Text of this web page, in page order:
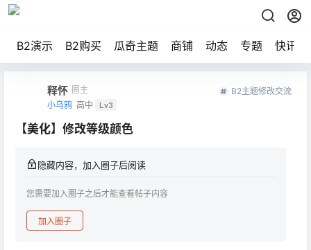
B2演示 B2购买 瓜奇主题 商铺 动态 专题 快讯
释怀 圈主
小乌鸦 高中 Lv3
B2主题修改交流
【美化】修改等级颜色
隐藏内容，加入圈子后阅读
您需要加入圈子之后才能查看帖子内容
加入圈子